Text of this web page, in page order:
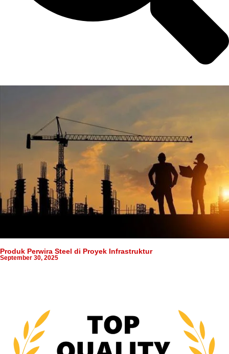
Produk Perwira Steel di Proyek Infrastruktur
September 30, 2025